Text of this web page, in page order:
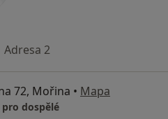
Adresa 2
72, Mořina • Mapa
pro dospělé